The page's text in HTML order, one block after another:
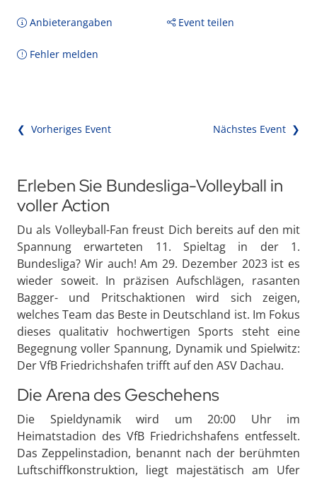
Anbieterangaben Event teilen
Fehler melden
❮ Vorheriges Event Nächstes Event ❯
Erleben Sie Bundesliga-Volleyball in
voller Action
Du als Volleyball-Fan freust Dich bereits auf den mit
Spannung erwarteten 11. Spieltag in der 1.
Bundesliga? Wir auch! Am 29. Dezember 2023 ist es
wieder soweit. In präzisen Aufschlägen, rasanten
Bagger- und Pritschaktionen wird sich zeigen,
welches Team das Beste in Deutschland ist. Im Fokus
dieses qualitativ hochwertigen Sports steht eine
Begegnung voller Spannung, Dynamik und Spielwitz:
Der VfB Friedrichshafen trifft auf den ASV Dachau.
Die Arena des Geschehens
Die Spieldynamik wird um 20:00 Uhr im
Heimatstadion des VfB Friedrichshafens entfesselt.
Das Zeppelinstadion, benannt nach der berühmten
Luftschiffkonstruktion, liegt majestätisch am Ufer